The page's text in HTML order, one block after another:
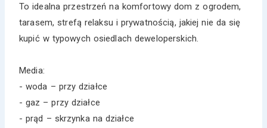
To idealna przestrzeń na komfortowy dom z ogrodem,
tarasem, strefą relaksu i prywatnością, jakiej nie da się
kupić w typowych osiedlach deweloperskich.
Media:
- woda – przy działce
- gaz – przy działce
- prąd – skrzynka na działce